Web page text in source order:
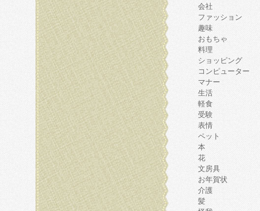
会社
ファッション
趣味
おもちゃ
料理
ショッピング
コンピューター
マナー
生活
軽食
受験
表情
ペット
本
花
文房具
お年賀状
介護
髪